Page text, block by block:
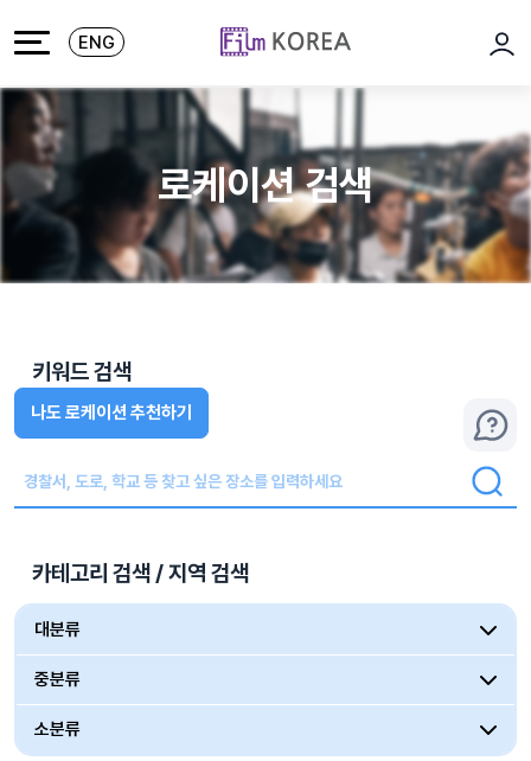
ENG
로
로케이션 검색
키워드 검색
나도 로케이션 추천하기
카테고리 검색 / 지역 검색
대분류
중분류
소분류